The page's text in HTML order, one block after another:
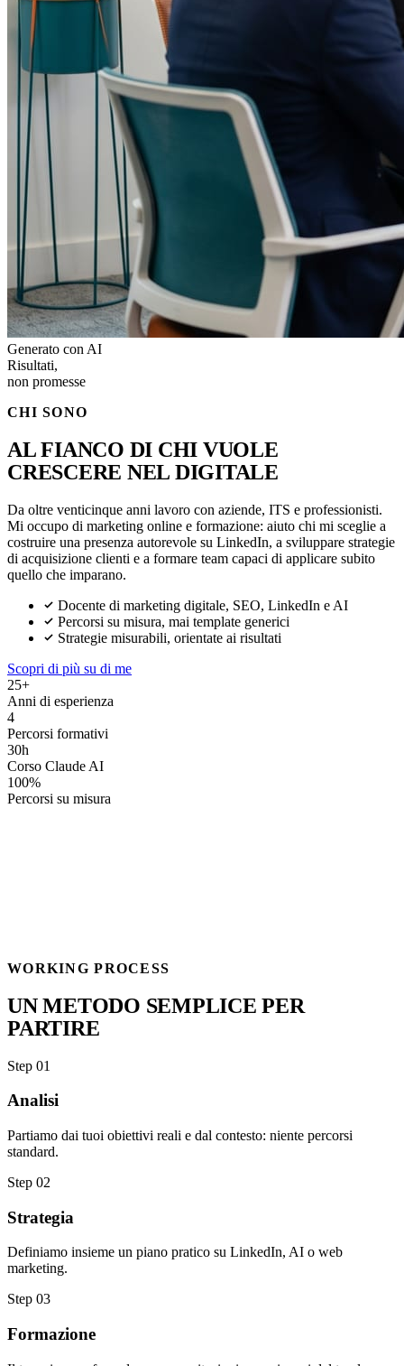
Generato con AI
Risultati,
non promesse
CHI SONO
AL FIANCO DI CHI VUOLE
CRESCERE NEL DIGITALE
Da oltre venticinque anni lavoro con aziende, ITS e professionisti.
Mi occupo di marketing online e formazione: aiuto chi mi sceglie a
costruire una presenza autorevole su LinkedIn, a sviluppare strategie
di acquisizione clienti e a formare team capaci di applicare subito
quello che imparano.
Docente di marketing digitale, SEO, LinkedIn e AI
Percorsi su misura, mai template generici
Strategie misurabili, orientate ai risultati
Scopri di più su di me
25+
Anni di esperienza
4
Percorsi formativi
30h
Corso Claude AI
100%
Percorsi su misura
WORKING PROCESS
UN METODO SEMPLICE PER
PARTIRE
Step 01
Analisi
Partiamo dai tuoi obiettivi reali e dal contesto: niente percorsi
standard.
Step 02
Strategia
Definiamo insieme un piano pratico su LinkedIn, AI o web
marketing.
Step 03
Formazione